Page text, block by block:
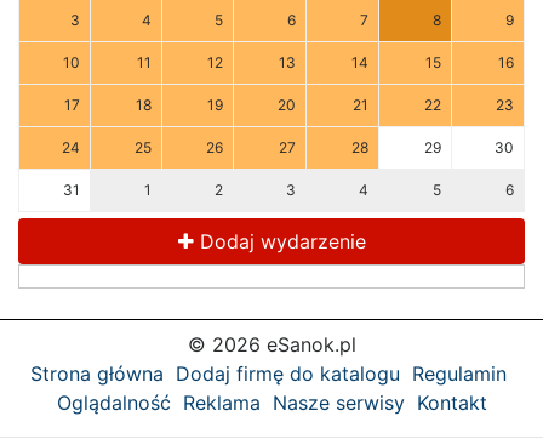
3 4 5 6 7 8 9
10 11 12 13 14 15 16
17 18 19 20 21 22 23
24 25 26 27 28 29 30
31 1 2 3 4 5 6
Dodaj wydarzenie
© 2026 eSanok.pl
Strona główna Dodaj firmę do katalogu Regulamin
Oglądalność Reklama Nasze serwisy Kontakt